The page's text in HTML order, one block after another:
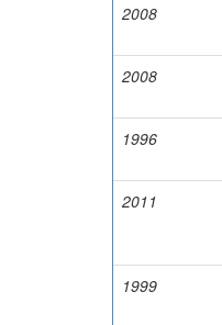
2008
2008
1996
2011
1999